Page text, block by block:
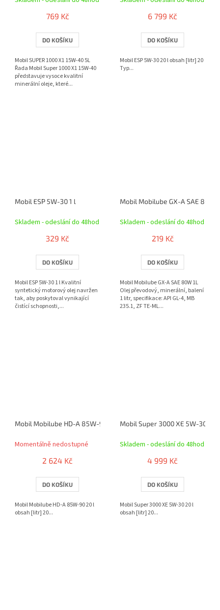
769 Kč
DO KOŠÍKU
Mobil SUPER 1000 X1 15W-40 5L
Řada Mobil Super 1000 X1 15W-40
představuje vysoce kvalitní
minerální oleje, které...
6 799 Kč
DO KOŠÍKU
Mobil ESP 5W-30 20 l obsah [litr] 20
Typ...
Mobil ESP 5W-30 1 l
Skladem - odeslání do 48hod
329 Kč
DO KOŠÍKU
Mobil ESP 5W-30 1 l Kvalitní
syntetický motorový olej navržen
tak, aby poskytoval vynikající
čistící schopnosti,...
Mobil Mobilube GX-A SAE 80W
Skladem - odeslání do 48hod
219 Kč
DO KOŠÍKU
Mobil Mobilube GX-A SAE 80W 1L
Olej převodový, minerální, balení
1 litr, specifikace: API GL-4, MB
235.1, ZF TE-ML...
Mobil Mobilube HD-A 85W-90 20 l
Momentálně nedostupné
2 624 Kč
DO KOŠÍKU
Mobil Mobilube HD-A 85W-90 20 l
obsah [litr] 20...
Mobil Super 3000 XE 5W-30 20 l
Skladem - odeslání do 48hod
4 999 Kč
DO KOŠÍKU
Mobil Super 3000 XE 5W-30 20 l
obsah [litr] 20...